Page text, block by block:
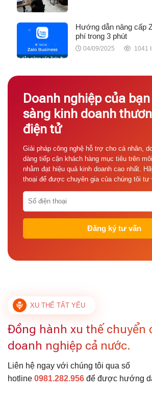
Hướng dẫn nâng cấp
phí trong 3 phút
04/09/2025 1041
Doanh nghiệp của
sàng kinh doanh
điện tử
Giải pháp công nghệ hỗ trợ cho cá nhân,
dàng tiếp cận khách hàng mục tiêu trên
nhằm đạt hiệu quả kinh doanh cao nhất.
thoại để được chuyên gia của chúng tôi tư
XU THẾ TẤT YẾU
Đồng hành xu thế chuyển
doanh nghiệp cả nước.
Liên hệ ngay với chúng tôi qua số
hotline 0981.282.956 để được hướng